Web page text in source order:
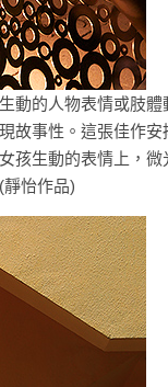
動的人物表情或肢體
故事性。這張佳作安
孩生動的表情上，微
怡作品)